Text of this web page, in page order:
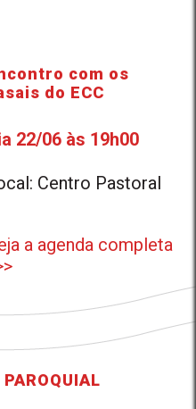
com os
do ECC
22/06 às 19h00
Centro Pastoral
a agenda completa